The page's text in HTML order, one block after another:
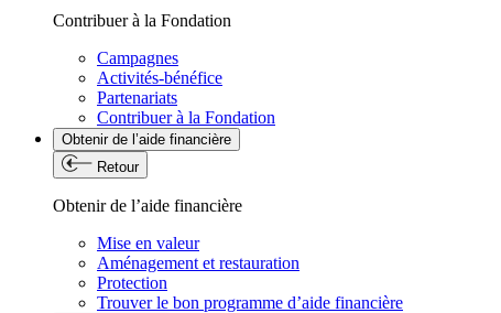
Contribuer à la Fondation
Campagnes
Activités-bénéfice
Partenariats
Contribuer à la Fondation
Obtenir de l’aide financière
Retour
Obtenir de l’aide financière
Mise en valeur
Aménagement et restauration
Protection
Trouver le bon programme d’aide financière